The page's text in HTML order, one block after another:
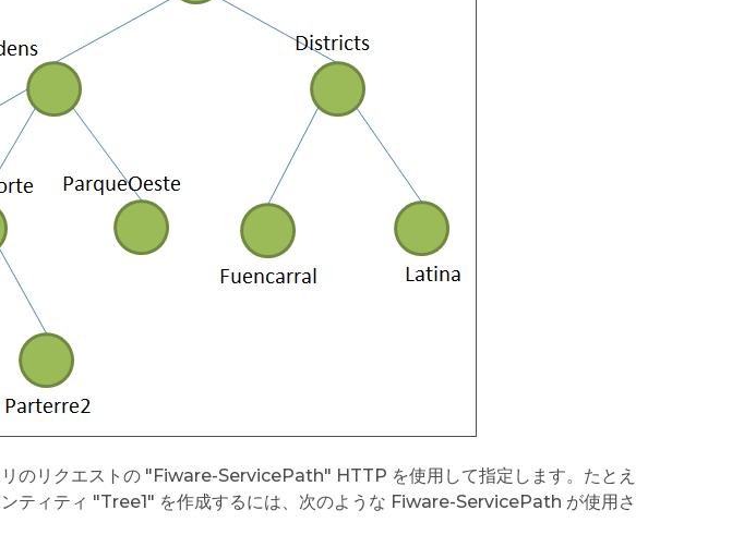
のリクエストの "Fiware-ServicePath" HTTP を使用して指定します。たとえ
ティティ "Tree1" を作成するには、次のような Fiware-ServicePath が使用さ